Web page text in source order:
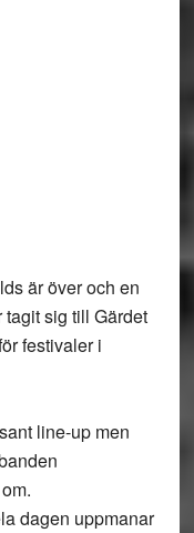
är över och en
sig till Gärdet
festivaler i
line-up men
dagen uppmanar